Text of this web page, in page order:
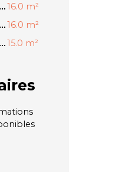
16.0 m²
16.0 m²
15.0 m²